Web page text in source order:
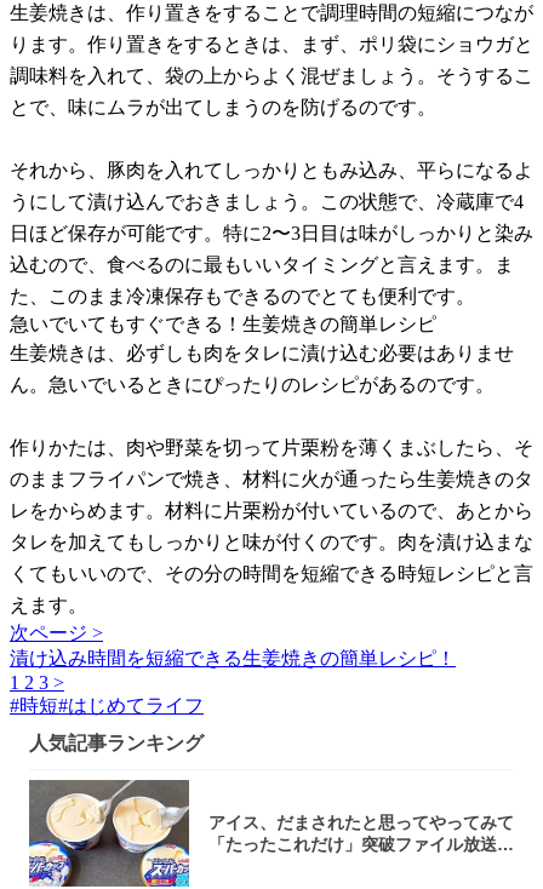
生姜焼きは、作り置きをすることで調理時間の短縮につなが
ります。作り置きをするときは、まず、ポリ袋にショウガと
調味料を入れて、袋の上からよく混ぜましょう。そうするこ
とで、味にムラが出てしまうのを防げるのです。
それから、豚肉を入れてしっかりともみ込み、平らになるよ
うにして漬け込んでおきましょう。この状態で、冷蔵庫で4
日ほど保存が可能です。特に2〜3日目は味がしっかりと染み
込むので、食べるのに最もいいタイミングと言えます。ま
た、このまま冷凍保存もできるのでとても便利です。
急いでいてもすぐできる！生姜焼きの簡単レシピ
生姜焼きは、必ずしも肉をタレに漬け込む必要はありませ
ん。急いでいるときにぴったりのレシピがあるのです。
作りかたは、肉や野菜を切って片栗粉を薄くまぶしたら、そ
のままフライパンで焼き、材料に火が通ったら生姜焼きのタ
レをからめます。材料に片栗粉が付いているので、あとから
タレを加えてもしっかりと味が付くのです。肉を漬け込まな
くてもいいので、その分の時間を短縮できる時短レシピと言
えます。
次ページ >
漬け込み時間を短縮できる生姜焼きの簡単レシピ！
1 2 3 >
#時短#はじめてライフ
人気記事ランキング
アイス、だまされたと思ってやってみて
「たったこれだけ」突破ファイル放送で